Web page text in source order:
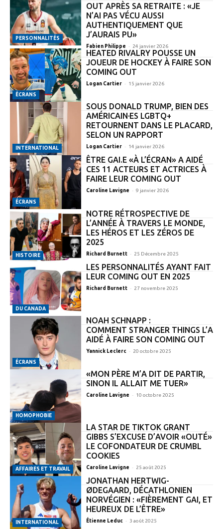
PERSONNALITÉS
OUT APRÈS SA RETRAITE : «JE
N’AI PAS VÉCU AUSSI
AUTHENTIQUEMENT QUE
J’AURAIS PU»
Fabien Philippe - 24 janvier 2026
ÉCRANS
HEATED RIVALRY POUSSE UN
JOUEUR DE HOCKEY À FAIRE SON
COMING OUT
Logan Cartier - 15 janvier 2026
INTERNATIONAL
SOUS DONALD TRUMP, BIEN DES
AMÉRICAIN·ES LGBTQ+
RETOURNENT DANS LE PLACARD,
SELON UN RAPPORT
Logan Cartier - 14 janvier 2026
ÉCRANS
ÊTRE GAI.E «À L’ÉCRAN» A AIDÉ
CES 11 ACTEURS ET ACTRICES À
FAIRE LEUR COMING OUT
Caroline Lavigne - 9 janvier 2026
HISTOIRE
NOTRE RÉTROSPECTIVE DE
L’ANNÉE À TRAVERS LE MONDE,
LES HÉROS ET LES ZÉROS DE
2025
Richard Burnett - 25 Décembre 2025
DU CANADA
LES PERSONNALITÉS AYANT FAIT
LEUR COMING OUT EN 2025
Richard Burnett - 27 novembre 2025
ÉCRANS
NOAH SCHNAPP :
COMMENT STRANGER THINGS L’A
AIDÉ À FAIRE SON COMING OUT
Yannick Leclerc - 20 octobre 2025
HOMOPHOBIE
«MON PÈRE M’A DIT DE PARTIR,
SINON IL ALLAIT ME TUER»
Caroline Lavigne - 10 octobre 2025
AFFAIRES ET TRAVAIL
LA STAR DE TIKTOK GRANT
GIBBS S’EXCUSE D’AVOIR «OUTÉ»
LE COFONDATEUR DE CRUMBL
COOKIES
Caroline Lavigne - 25 août 2025
INTERNATIONAL
JONATHAN HERTWIG-
ØDEGAARD, DÉCATHLONIEN
NORVÉGIEN : «FIÈREMENT GAI, ET
HEUREUX DE L’ÊTRE»
Étienne Leduc - 3 août 2025